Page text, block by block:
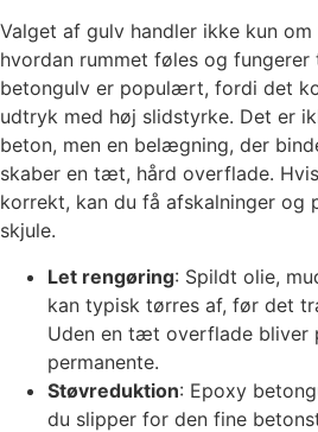
Valget af gulv handler ikke kun om
hvordan rummet føles og
betongulv er populært, fordi det
udtryk med høj slidstyrke. Det er
beton, men en belægning, der
skaber en tæt, hård overflade.
korrekt, kan du få afskalninger og
skjule.
Let rengøring: Spildt olie,
kan typisk tørres af, før det
Uden en tæt overflade bliver
permanente.
Støvreduktion: Epoxy
du slipper for den fine